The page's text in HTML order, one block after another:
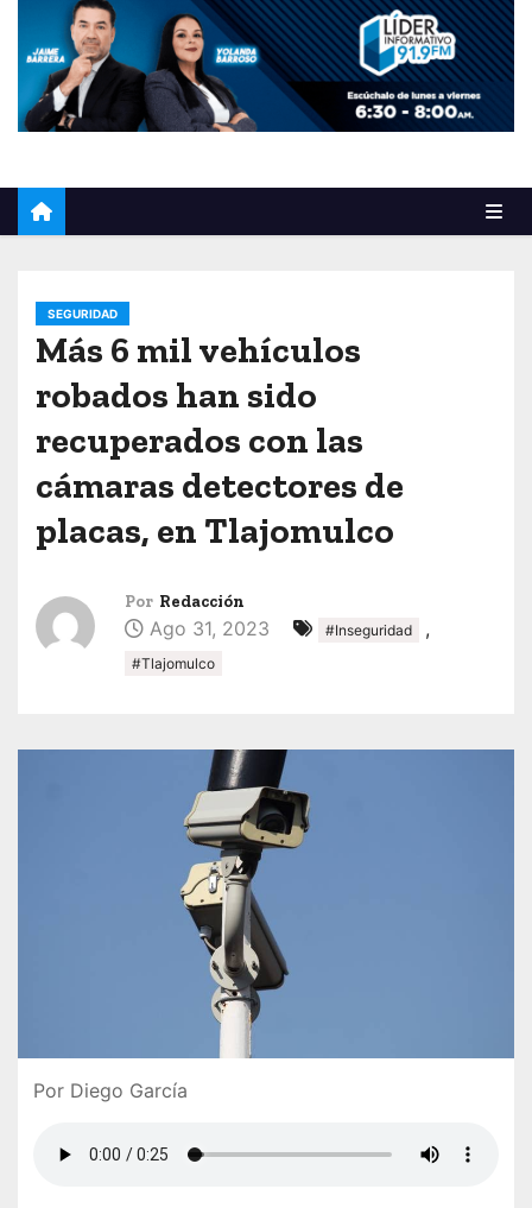
SEGURIDAD
Más 6 mil vehículos
robados han sido
recuperados con las
cámaras detectores de
placas, en Tlajomulco
Por Redacción
Ago 31, 2023 #Inseguridad ,
#Tlajomulco
Por Diego García